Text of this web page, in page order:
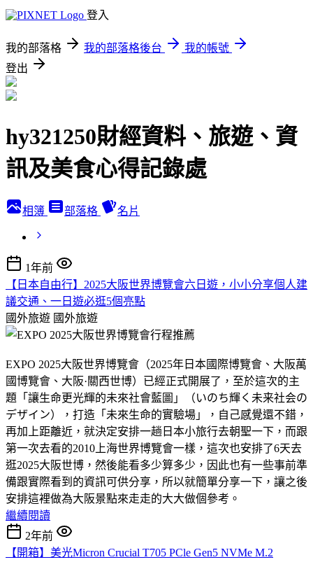
登入
我的部落格 我的部落格後台
我的帳號
登出
hy321250財經資料、旅遊、資
訊及美食心得記錄處
相簿 部落格 名片
1年前
【日本自由行】2025大阪世界博覽會六日遊，小小分享個人建
議交通、一日遊必逛5個亮點
國外旅遊 國外旅遊
EXPO 2025大阪世界博覽會（2025年日本國際博覽會、大阪萬
國博覽會、大阪·關西世博）已經正式開展了，至於這次的主
題「讓生命更光輝的未來社會藍圖」（いのち輝く未来社会の
デザイン），打造「未來生命的實驗場」，自己感覺還不錯，
再加上距離近，就決定安排一趟日本小旅行去朝聖一下，而跟
第一次去看的2010上海世界博覽會一樣，這次也安排了6天去
逛2025大阪世博，然後能看多少算多少，因此也有一些事前準
備跟實際看到的資訊可供分享，所以就簡單分享一下，讓之後
安排這裡做為大阪景點來走走的大大做個參考。
繼續閱讀
2年前
【開箱】美光Micron Crucial T705 PCle Gen5 NVMe M.2